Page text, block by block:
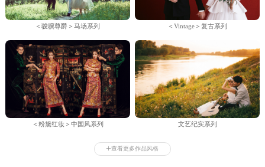
＜骏骥尊爵＞马场系列 ＜Vintage＞复古系列
＜粉黛红妆＞中国风系列 文艺纪实系列
+查看更多作品风格